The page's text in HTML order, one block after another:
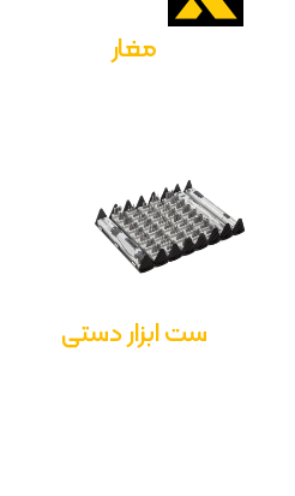
مغار
ست ابزار دستی